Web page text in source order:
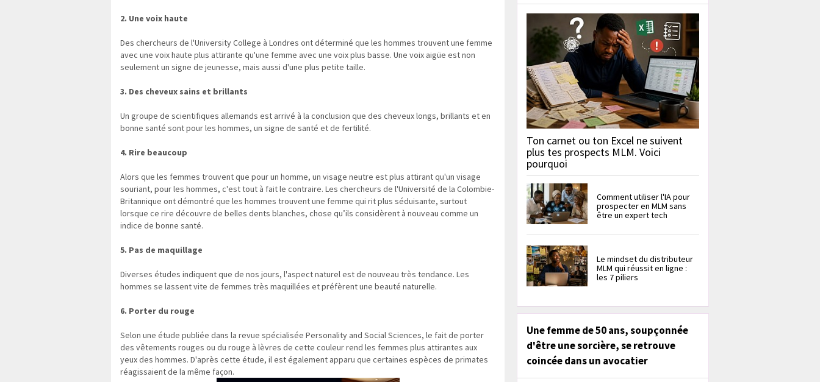
2. Une voix haute
Des chercheurs de l'University College à Londres ont déterminé que les hommes trouvent une femme
avec une voix haute plus attirante qu'une femme avec une voix plus basse. Une voix aigüe est non
seulement un signe de jeunesse, mais aussi d'une plus petite taille.
3. Des cheveux sains et brillants
Un groupe de scientifiques allemands est arrivé à la conclusion que des cheveux longs, brillants et en
bonne santé sont pour les hommes, un signe de santé et de fertilité.
4. Rire beaucoup
Alors que les femmes trouvent que pour un homme, un visage neutre est plus attirant qu'un visage
souriant, pour les hommes, c'est tout à fait le contraire. Les chercheurs de l'Université de la Colombie-
Britannique ont démontré que les hommes trouvent une femme qui rit plus séduisante, surtout
lorsque ce rire découvre de belles dents blanches, chose qu’ils considèrent à nouveau comme un
indice de bonne santé.
5. Pas de maquillage
Diverses études indiquent que de nos jours, l'aspect naturel est de nouveau très tendance. Les
hommes se lassent vite de femmes très maquillées et préfèrent une beauté naturelle.
6. Porter du rouge
Selon une étude publiée dans la revue spécialisée Personality and Social Sciences, le fait de porter
des vêtements rouges ou du rouge à lèvres de cette couleur rend les femmes plus attirantes aux
yeux des hommes. D'après cette étude, il est également apparu que certaines espèces de primates
réagissaient de la même façon.
Ton carnet ou ton Excel ne suivent
plus tes prospects MLM. Voici
pourquoi
Comment utiliser l'IA pour
prospecter en MLM sans
être un expert tech
Le mindset du distributeur
MLM qui réussit en ligne :
les 7 piliers
Une femme de 50 ans, soupçonnée
d'être une sorcière, se retrouve
coincée dans un avocatier